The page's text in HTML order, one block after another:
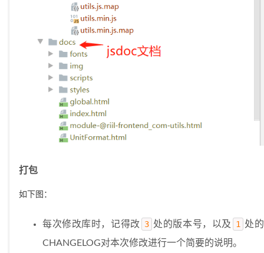
打包
如下图：
每次修改库时，记得改 3 处的版本号，以及 1 处的
CHANGELOG对本次修改进行一个简要的说明。